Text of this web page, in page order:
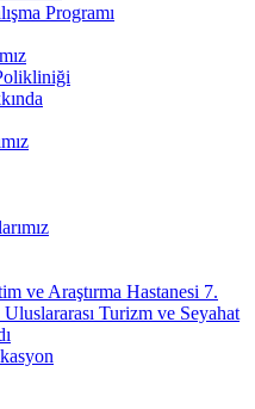
Programı
ve Araştırma Hastanesi 7.
Turizm ve Seyahat